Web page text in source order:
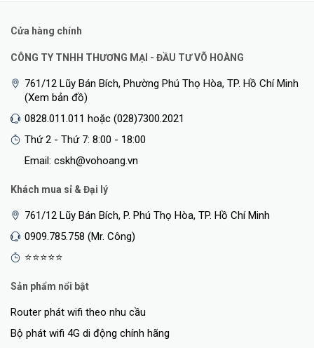
Cửa hàng chính
CÔNG TY TNHH THƯƠNG MẠI - ĐẦU TƯ VÕ HOÀNG
761/12 Lũy Bán Bích, Phường Phú Thọ Hòa, TP. Hồ Chí Minh
(Xem bản đồ)
0828.011.011 hoặc (028)7300.2021
Thứ 2 - Thứ 7: 8:00 - 18:00
Email: cskh@vohoang.vn
Khách mua sỉ & Đại lý
761/12 Lũy Bán Bích, P. Phú Thọ Hòa, TP. Hồ Chí Minh
0909.785.758 (Mr. Công)
⭐⭐⭐⭐⭐
Sản phẩm nổi bật
Router phát wifi theo nhu cầu
Bộ phát wifi 4G di động chính hãng